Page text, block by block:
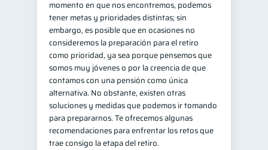
momento en que nos encontremos, podemos
tener metas y prioridades distintas; sin
embargo, es posible que en ocasiones no
consideremos la preparación para el retiro
como prioridad, ya sea porque pensemos que
somos muy jóvenes o por la creencia de que
contamos con una pensión como única
alternativa. No obstante, existen otras
soluciones y medidas que podemos ir tomando
para prepararnos. Te ofrecemos algunas
recomendaciones para enfrentar los retos que
trae consigo la etapa del retiro.